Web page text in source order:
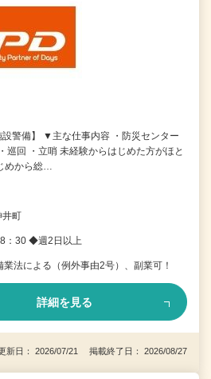
設警備】 ▼主な仕事内容 ・防災センター
巡回 ・立哨 未経験からはじめた方がほと
めから総…
井町
：30 ◆週2日以上
法による（例外事由2号）、副業可！
詳細を見る
新日： 2026/07/21 掲載終了日： 2026/08/27